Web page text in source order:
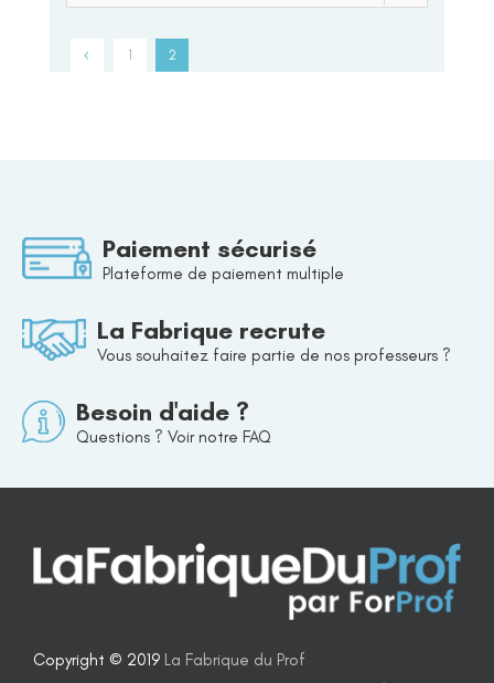
1 2
Paiement sécurisé
Plateforme de paiement multiple
La Fabrique recrute
Vous souhaitez faire partie de nos professeurs ?
Besoin d'aide ?
Questions ? Voir notre FAQ
Copyright © 2019 La Fabrique du Prof